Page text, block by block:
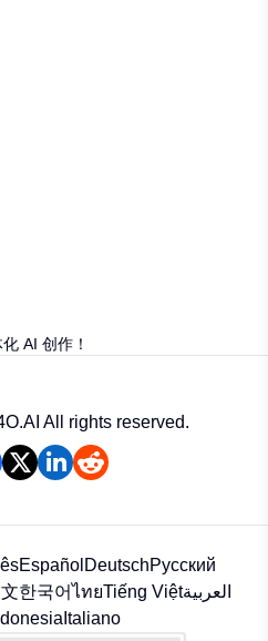
AI 创作！
All rights reserved.
Español DeutschРусский
한국어ไทยTiếng Việtالعربية
Italiano